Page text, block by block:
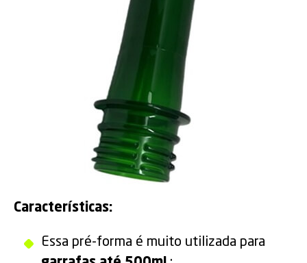
Características:
Essa pré-forma é muito utilizada para